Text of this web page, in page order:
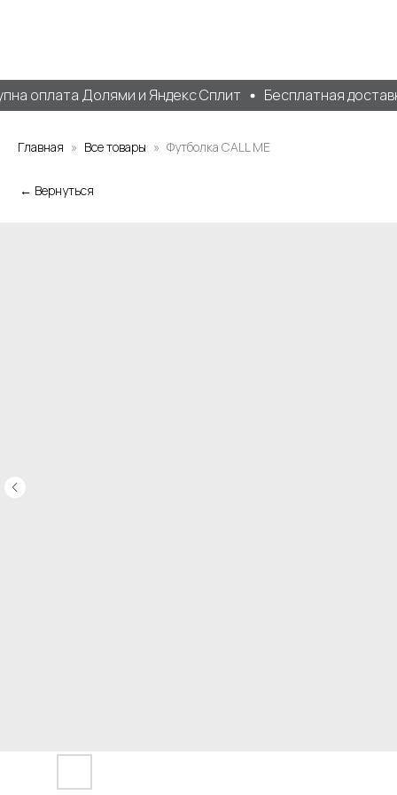
оплата Долями и Яндекс Сплит Бесплатная
Главная Все товары Футболка CALL ME
← Вернуться